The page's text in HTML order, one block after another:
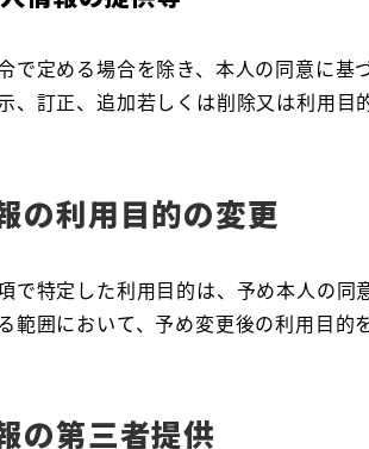
で定める場合を除き、本人の同意に
、訂正、追加若しくは削除又は利用目
の利用目的の変更
で特定した利用目的は、予め本人の
範囲において、予め変更後の利用目的
の第三者提供